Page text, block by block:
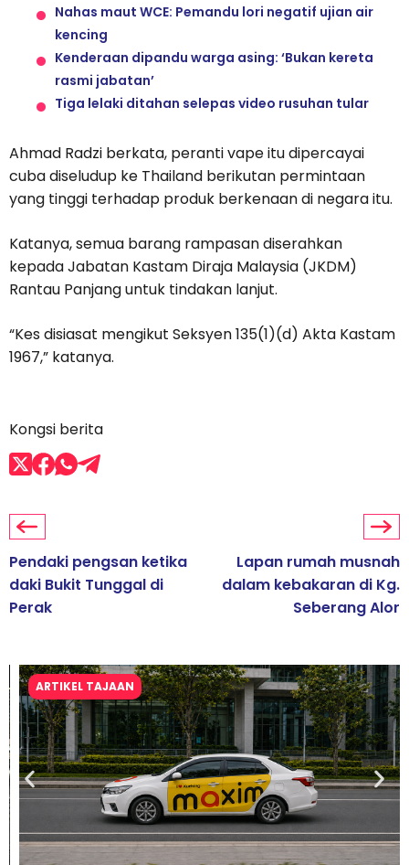
Nahas maut WCE: Pemandu lori negatif ujian air
kencing
Kenderaan dipandu warga asing: ‘Bukan kereta
rasmi jabatan’
Tiga lelaki ditahan selepas video rusuhan tular
Ahmad Radzi berkata, peranti vape itu dipercayai
cuba diseludup ke Thailand berikutan permintaan
yang tinggi terhadap produk berkenaan di negara itu.
Katanya, semua barang rampasan diserahkan
kepada Jabatan Kastam Diraja Malaysia (JKDM)
Rantau Panjang untuk tindakan lanjut.
“Kes disiasat mengikut Seksyen 135(1)(d) Akta Kastam
1967,” katanya.
Kongsi berita
Pendaki pengsan ketika
daki Bukit Tunggal di
Perak
Lapan rumah musnah
dalam kebakaran di Kg.
Seberang Alor
ARTIKEL TAJAAN